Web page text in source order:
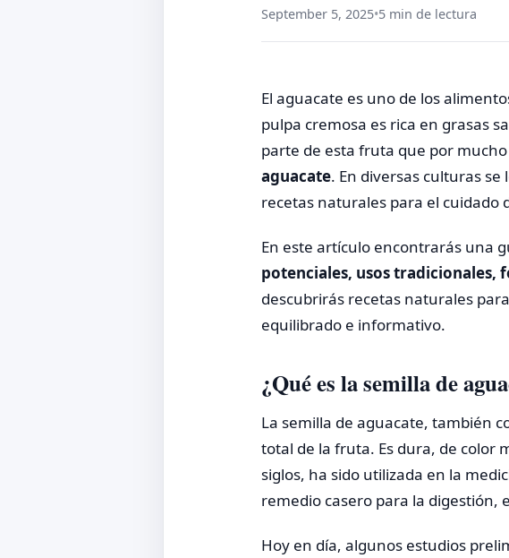
September 5, 2025•5 min de lectura
El aguacate es uno de los
pulpa cremosa es rica en grasas
parte de esta fruta que por
aguacate. En diversas culturas
recetas naturales para el cuidado
En este artículo encontrarás una
potenciales, usos tradicionales,
descubrirás recetas naturales
equilibrado e informativo.
¿Qué es la semilla de
La semilla de aguacate, también
total de la fruta. Es dura, de color
siglos, ha sido utilizada en la
remedio casero para la digestión,
Hoy en día, algunos estudios